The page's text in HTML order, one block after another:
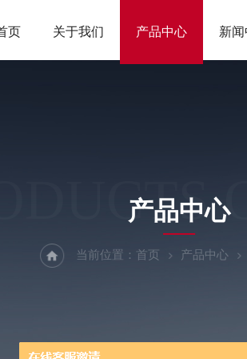
页 关于我们 产品中心 新
产品中心
当前位置： 首页 产品中心